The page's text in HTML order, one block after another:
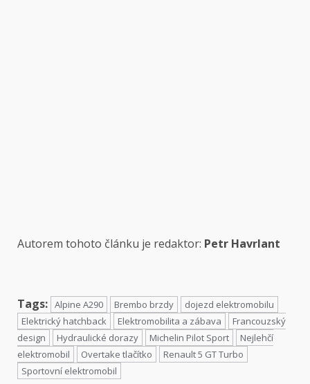
Autorem tohoto článku je redaktor: Petr Havrlant
Tags: Alpine A290 Brembo brzdy
dojezd elektromobilu
Elektrický hatchback
Elektromobilita a zábava
Francouzský
design
Hydraulické dorazy Michelin Pilot Sport
Nejlehčí
elektromobil
Overtake tlačítko
Renault 5 GT Turbo
Sportovní elektromobil